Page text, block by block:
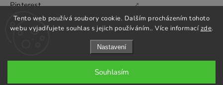
Tento web používá soubory cookie. Dalším procházením tohoto
webu vyjadřujete souhlas s jejich používáním.. Více informacízde.
Nastavení
Souhlasím
Pinterest ↗